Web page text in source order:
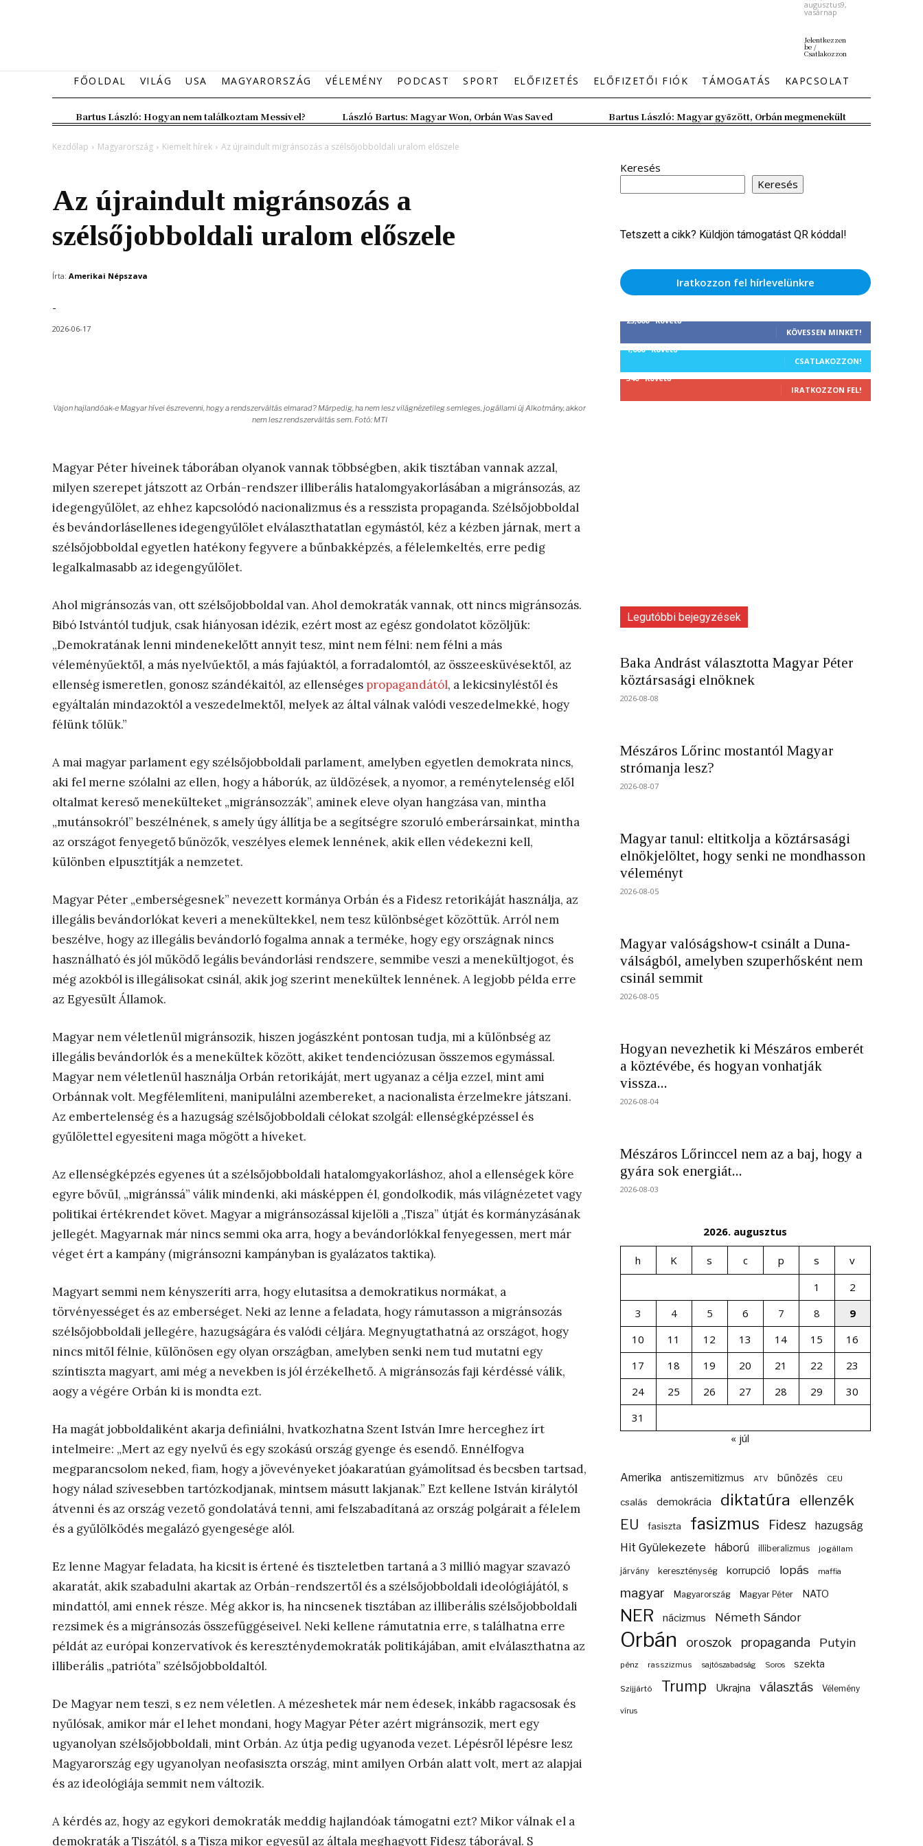
augusztus9,
vasárnap
Jelentkezzen
be /
Csatlakozzon
FŐOLDAL VILÁG USA MAGYARORSZÁG VÉLEMÉNY PODCAST SPORT ELŐFIZETÉS ELŐFIZETŐI FIÓK TÁMOGATÁS KAPCSOLAT
Bartus László: Hogyan nem találkoztam Messivel? László Bartus: Magyar Won, Orbán Was Saved Bartus László: Magyar győzött, Orbán megmenekült
Kezdőlap Magyarország Kiemelt hírek Az újraindult migránsozás a szélsőjobboldali uralom előszele
Az újraindult migránsozás a
szélsőjobboldali uralom előszele
Írta: Amerikai Népszava
-
2026-06-17
Vajon hajlandóak-e Magyar hívei észrevenni, hogy a rendszerváltás elmarad? Márpedig, ha nem lesz világnézetileg semleges, jogállami új Alkotmány, akkor
nem lesz rendszerváltás sem. Fotó: MTI
Magyar Péter híveinek táborában olyanok vannak többségben, akik tisztában vannak azzal,
milyen szerepet játszott az Orbán-rendszer illiberális hatalomgyakorlásában a migránsozás, az
idegengyűlölet, az ehhez kapcsolódó nacionalizmus és a resszista propaganda. Szélsőjobboldal
és bevándorlásellenes idegengyűlölet elválaszthatatlan egymástól, kéz a kézben járnak, mert a
szélsőjobboldal egyetlen hatékony fegyvere a bűnbakképzés, a félelemkeltés, erre pedig
legalkalmasabb az idegengyűlölet.
Ahol migránsozás van, ott szélsőjobboldal van. Ahol demokraták vannak, ott nincs migránsozás.
Bibó Istvántól tudjuk, csak hiányosan idézik, ezért most az egész gondolatot közöljük:
„Demokratának lenni mindenekelőtt annyit tesz, mint nem félni: nem félni a más
véleményűektől, a más nyelvűektől, a más fajúaktól, a forradalomtól, az összeesküvésektől, az
ellenség ismeretlen, gonosz szándékaitól, az ellenséges propagandától, a lekicsinyléstől és
egyáltalán mindazoktól a veszedelmektől, melyek az által válnak valódi veszedelmekké, hogy
félünk tőlük.”
A mai magyar parlament egy szélsőjobboldali parlament, amelyben egyetlen demokrata nincs,
aki fel merne szólalni az ellen, hogy a háborúk, az üldözések, a nyomor, a reménytelenség elől
oltalmat kereső menekülteket „migránsozzák”, aminek eleve olyan hangzása van, mintha
„mutánsokról” beszélnének, s amely úgy állítja be a segítségre szoruló emberársainkat, mintha
az országot fenyegető bűnözők, veszélyes elemek lennének, akik ellen védekezni kell,
különben elpusztítják a nemzetet.
Magyar Péter „emberségesnek” nevezett kormánya Orbán és a Fidesz retorikáját használja, az
illegális bevándorlókat keveri a menekültekkel, nem tesz különbséget közöttük. Arról nem
beszélve, hogy az illegális bevándorló fogalma annak a terméke, hogy egy országnak nincs
használható és jól működő legális bevándorlási rendszere, semmibe veszi a menekültjogot, és
még azokból is illegálisokat csinál, akik jog szerint menekültek lennének. A legjobb példa erre
az Egyesült Államok.
Magyar nem véletlenül migránsozik, hiszen jogászként pontosan tudja, mi a különbség az
illegális bevándorlók és a menekültek között, akiket tendenciózusan összemos egymással.
Magyar nem véletlenül használja Orbán retorikáját, mert ugyanaz a célja ezzel, mint ami
Orbánnak volt. Megfélemlíteni, manipulálni azembereket, a nacionalista érzelmekre játszani.
Az embertelenség és a hazugság szélsőjobboldali célokat szolgál: ellenségképzéssel és
gyűlölettel egyesíteni maga mögött a híveket.
Az ellenségképzés egyenes út a szélsőjobboldali hatalomgyakorláshoz, ahol a ellenségek köre
egyre bővül, „migránssá” válik mindenki, aki másképpen él, gondolkodik, más világnézetet vagy
politikai értékrendet követ. Magyar a migránsozással kijelöli a „Tisza” útját és kormányzásának
jellegét. Magyarnak már nincs semmi oka arra, hogy a bevándorlókkal fenyegessen, mert már
véget ért a kampány (migránsozni kampányban is gyalázatos taktika).
Magyart semmi nem kényszeríti arra, hogy elutasítsa a demokratikus normákat, a
törvényességet és az emberséget. Neki az lenne a feladata, hogy rámutasson a migránsozás
szélsőjobboldali jellegére, hazugságára és valódi céljára. Megnyugtathatná az országot, hogy
nincs mitől félnie, különösen egy olyan országban, amelyben senki nem tud mutatni egy
színtiszta magyart, ami még a nevekben is jól érzékelhető. A migránsozás faji kérdéssé válik,
aogy a végére Orbán ki is mondta ezt.
Ha magát jobboldaliként akarja definiálni, hvatkozhatna Szent István Imre herceghez írt
intelmeire: „Mert az egy nyelvű és egy szokású ország gyenge és esendő. Ennélfogva
megparancsolom neked, fiam, hogy a jövevényeket jóakaratúan gyámolítsad és becsben tartsad,
hogy nálad szívesebben tartózkodjanak, mintsem másutt lakjanak.” Ezt kellene István királytól
átvenni és az ország vezető gondolatává tenni, ami felszabadítaná az ország polgárait a félelem
és a gyűlölködés megalázó gyengesége alól.
Ez lenne Magyar feladata, ha kicsit is értené és tiszteletben tartaná a 3 millió magyar szavazó
akaratát, akik szabadulni akartak az Orbán-rendszertől és a szélsőjobboldali ideológiájától, s
mindattól, ami ennek része. Még akkor is, ha nincsenek tisztában az illiberális szélsőjobboldali
rezsimek és a migránsozás összefüggéseivel. Neki kellene rámutatnia erre, s találhatna erre
példát az európai konzervatívok és kereszténydemokraták politikájában, amit elválaszthatna az
illiberális „patrióta” szélsőjobboldaltól.
De Magyar nem teszi, s ez nem véletlen. A mézeshetek már nem édesek, inkább ragacsosak és
nyűlósak, amikor már el lehet mondani, hogy Magyar Péter azért migránsozik, mert egy
ugyanolyan szélsőjobboldali, mint Orbán. Az útja pedig ugyanoda vezet. Lépésről lépésre lesz
Magyarország egy ugyanolyan neofasiszta ország, mint amilyen Orbán alatt volt, mert az alapjai
és az ideológiája semmit nem változik.
A kérdés az, hogy az egykori demokraták meddig hajlandóak támogatni ezt? Mikor válnak el a
demokraták a Tiszától, s a Tisza mikor egyesül az általa meghagyott Fidesz táborával. S
Keresés
Keresés
Tetszett a cikk? Küldjön támogatást QR kóddal!
Iratkozzon fel hírlevelünkre
25,000 Követő
KÖVESSEN MINKET!
1,000 Követő
CSATLAKOZZON!
340 Követő
IRATKOZZON FEL!
Legutóbbi bejegyzések
Baka Andrást választotta Magyar Péter
köztársasági elnöknek
2026-08-08
Mészáros Lőrinc mostantól Magyar
strómanja lesz?
2026-08-07
Magyar tanul: eltitkolja a köztársasági
elnökjelöltet, hogy senki ne mondhasson
véleményt
2026-08-05
Magyar valóságshow-t csinált a Duna-
válságból, amelyben szuperhősként nem
csinál semmit
2026-08-05
Hogyan nevezhetik ki Mészáros emberét
a köztévébe, és hogyan vonhatják
vissza...
2026-08-04
Mészáros Lőrinccel nem az a baj, hogy a
gyára sok energiát...
2026-08-03
2026. augusztus
h K s c p s
v
1
2
3
4 5 6 7 8
9
10
11 12 13 14 15
16
17
18 19 20 21 22
23
24
25 26 27 28 29
30
31
« júl
Amerika antiszemitizmus ATV bűnözés CEU
csalás demokrácia diktatúra ellenzék
EU fasiszta fasizmus Fidesz hazugság
Hit Gyülekezete háború illiberalizmus jogállam
járvány kereszténység korrupció lopás maffia
magyar Magyarország Magyar Péter NATO
NER nácizmus Németh Sándor
Orbán oroszok propaganda Putyin
pénz rasszizmus sajtószabadság Soros szekta
Szijjártó Trump Ukrajna választás Vélemény
vírus